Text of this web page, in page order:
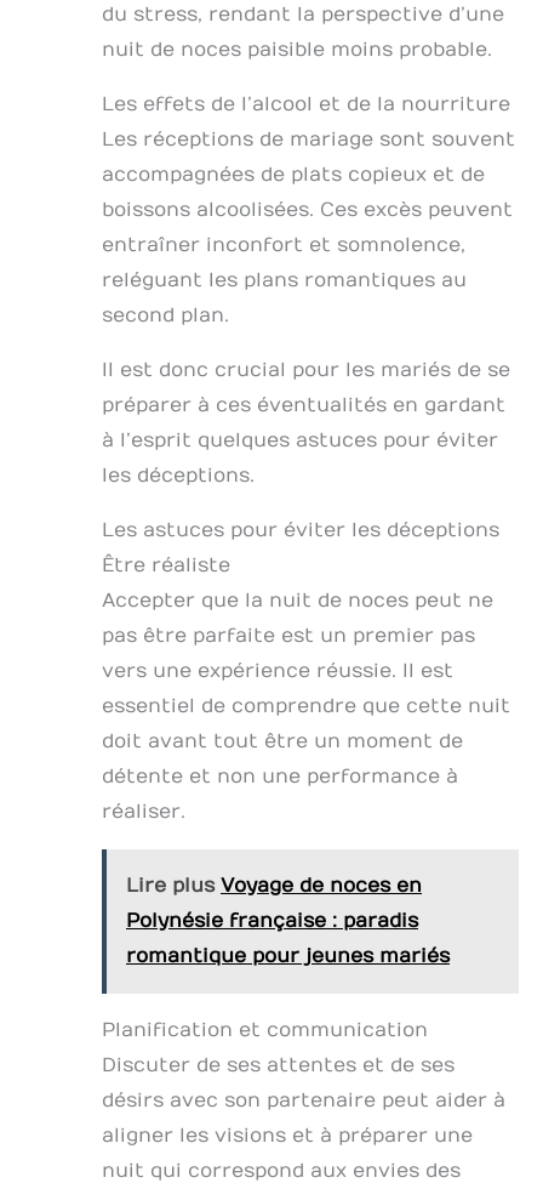
du stress, rendant la perspective d’une
nuit de noces paisible moins probable.
Les effets de l’alcool et de la nourriture
Les réceptions de mariage sont souvent
accompagnées de plats copieux et de
boissons alcoolisées. Ces excès peuvent
entraîner inconfort et somnolence,
reléguant les plans romantiques au
second plan.
Il est donc crucial pour les mariés de se
préparer à ces éventualités en gardant
à l’esprit quelques astuces pour éviter
les déceptions.
Les astuces pour éviter les déceptions
Être réaliste
Accepter que la nuit de noces peut ne
pas être parfaite est un premier pas
vers une expérience réussie. Il est
essentiel de comprendre que cette nuit
doit avant tout être un moment de
détente et non une performance à
réaliser.
Lire plus Voyage de noces en
Polynésie française : paradis
romantique pour jeunes mariés
Planification et communication
Discuter de ses attentes et de ses
désirs avec son partenaire peut aider à
aligner les visions et à préparer une
nuit qui correspond aux envies des